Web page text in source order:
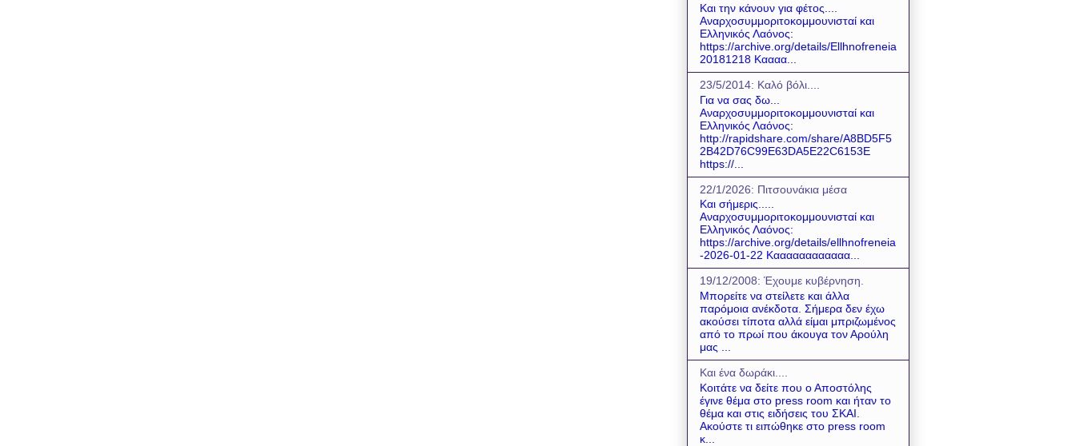
Και την κάνουν για φέτος....
Αναρχοσυμμοριτοκομμουνισταί και
Ελληνικός Λαόνος:
https://archive.org/details/Ellhnofreneia
20181218 Καααα...
23/5/2014: Καλό βόλι....
Για να σας δω...
Αναρχοσυμμοριτοκομμουνισταί και
Ελληνικός Λαόνος:
http://rapidshare.com/share/A8BD5F5
2B42D76C99E63DA5E22C6153E
https://...
22/1/2026: Πιτσουνάκια μέσα
Και σήμερις.....
Αναρχοσυμμοριτοκομμουνισταί και
Ελληνικός Λαόνος:
https://archive.org/details/ellhnofreneia
-2026-01-22 Καααααααααααα...
19/12/2008: Έχουμε κυβέρνηση.
Μπορείτε να στείλετε και άλλα
παρόμοια ανέκδοτα. Σήμερα δεν έχω
ακούσει τίποτα αλλά είμαι μπριζωμένος
από το πρωί που άκουγα τον Αρούλη
μας ...
Και ένα δωράκι....
Κοιτάτε να δείτε που ο Αποστόλης
έγινε θέμα στο press room και ήταν το
θέμα και στις ειδήσεις του ΣΚΑΙ.
Ακούστε τι ειπώθηκε στο press room
κ...